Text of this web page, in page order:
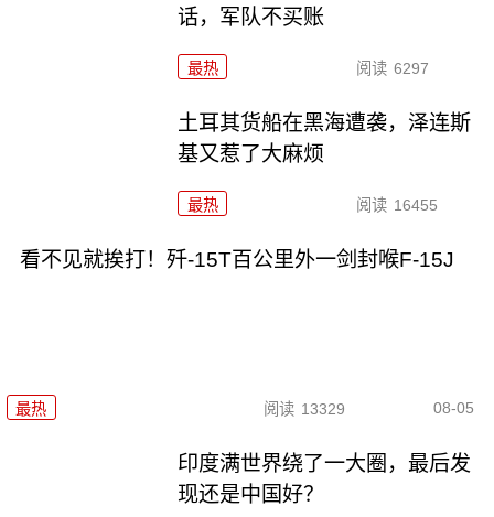
话，军队不买账
最热 阅读 6297
土耳其货船在黑海遭袭，泽连斯
基又惹了大麻烦
最热 阅读 16455
看不见就挨打！歼-15T百公里外一剑封喉F-15J
最热 阅读 13329 08-05
印度满世界绕了一大圈，最后发
现还是中国好？